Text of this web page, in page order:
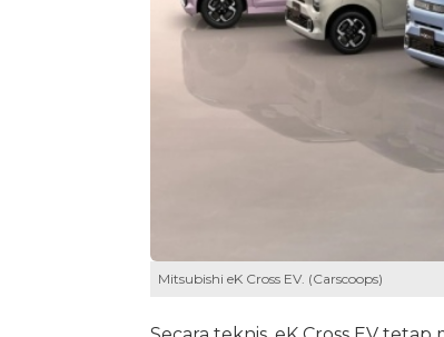
Mitsubishi eK Cross EV. (Carscoops)